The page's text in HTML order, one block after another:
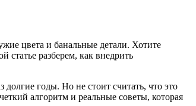
цвета и банальные детали. Хотите
статье разберем, как внедрить
годы. Но не стоит считать, что это
алгоритм и реальные советы, которая